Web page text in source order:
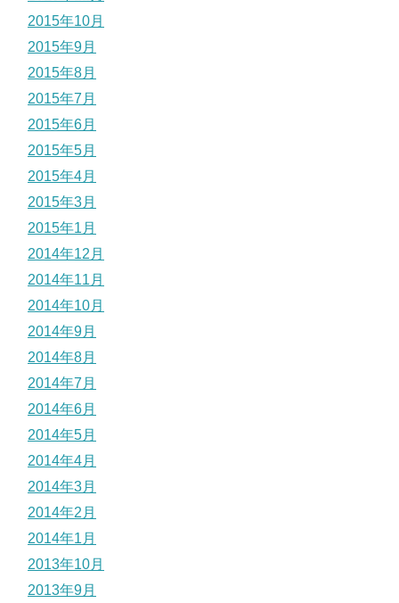
2015年10月
2015年9月
2015年8月
2015年7月
2015年6月
2015年5月
2015年4月
2015年3月
2015年1月
2014年12月
2014年11月
2014年10月
2014年9月
2014年8月
2014年7月
2014年6月
2014年5月
2014年4月
2014年3月
2014年2月
2014年1月
2013年10月
2013年9月